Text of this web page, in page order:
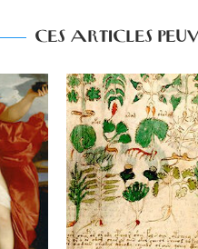
CES ARTICLES